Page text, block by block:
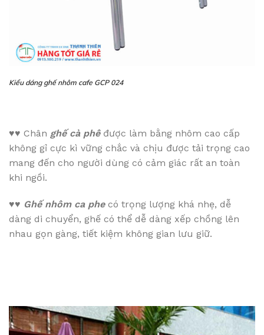
Kiểu dáng ghế nhôm cafe GCP 024
♥♥ Chân ghế cà phêđược làm bằng nhôm cao cấp
không gỉ cực kì vững chắc và chịu được tải trọng cao
mang đến cho người dùng có cảm giác rất an toàn
khi ngồi.
♥♥ Ghế nhôm ca phecó trọng lượng khá nhẹ, dễ
dàng di chuyển, ghế có thể dễ dàng xếp chồng lên
nhau gọn gàng, tiết kiệm không gian lưu giữ.